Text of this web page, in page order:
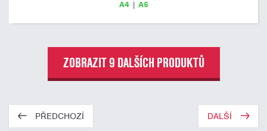
A4| A5
ZOBRAZIT 9 DALŠÍCH PRODUKTŮ
PŘEDCHOZÍ DALŠÍ